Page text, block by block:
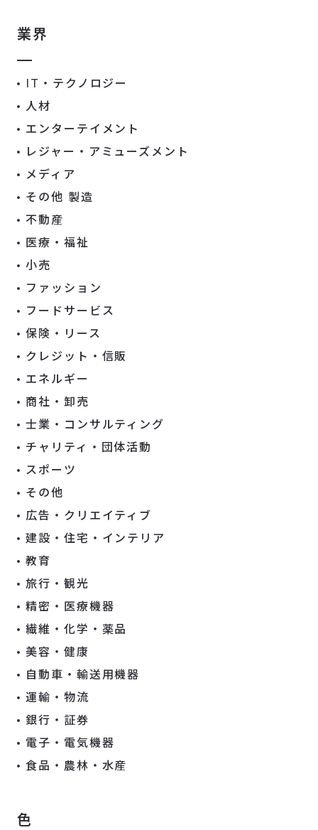
業界
IT・テクノロジー
人材
エンターテイメント
レジャー・アミューズメント
メディア
その他 製造
不動産
医療・福祉
小売
ファッション
フードサービス
保険・リース
クレジット・信販
エネルギー
商社・卸売
士業・コンサルティング
チャリティ・団体活動
スポーツ
その他
広告・クリエイティブ
建設・住宅・インテリア
教育
旅行・観光
精密・医療機器
繊維・化学・薬品
美容・健康
自動車・輸送用機器
運輸・物流
銀行・証券
電子・電気機器
食品・農林・水産
色